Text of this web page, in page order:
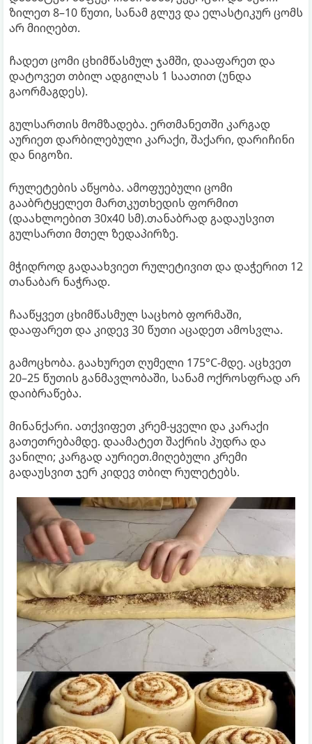
ზილეთ 8–10 წუთი, სანამ გლუვ და ელასტიკურ ცომს
არ მიიღებთ.
ჩადეთ ცომი ცხიმწასმულ ჯამში, დააფარეთ და
დატოვეთ თბილ ადგილას 1 საათით (უნდა
გაორმაგდეს).
გულსართის მომზადება. ერთმანეთში კარგად
აურიეთ დარბილებული კარაქი, შაქარი, დარიჩინი
და ნიგოზი.
რულეტების აწყობა. ამოფუებული ცომი
გააბრტყელეთ მართკუთხედის ფორმით
(დაახლოებით 30x40 სმ).თანაბრად გადაუსვით
გულსართი მთელ ზედაპირზე.
მჭიდროდ გადაახვიეთ რულეტივით და დაჭერით 12
თანაბარ ნაჭრად.
ჩააწყვეთ ცხიმწასმულ საცხობ ფორმაში,
დააფარეთ და კიდევ 30 წუთი აცადეთ ამოსვლა.
გამოცხობა. გაახურეთ ღუმელი 175°C-მდე. აცხვეთ
20–25 წუთის განმავლობაში, სანამ ოქროსფრად არ
დაიბრაწება.
მინანქარი. ათქვიფეთ კრემ-ყველი და კარაქი
გათეთრებამდე. დაამატეთ შაქრის პუდრა და
ვანილი; კარგად აურიეთ.მიღებული კრემი
გადაუსვით ჯერ კიდევ თბილ რულეტებს.